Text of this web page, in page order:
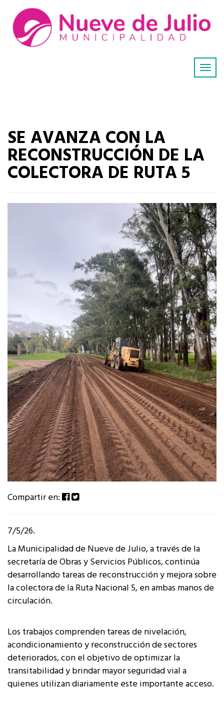
SE AVANZA CON LA
RECONSTRUCCIÓN DE LA
COLECTORA DE RUTA 5
Compartir en:
7/5/26.
La Municipalidad de Nueve de Julio, a través de la
secretaría de Obras y Servicios Públicos, continúa
desarrollando tareas de reconstrucción y mejora sobre
la colectora de la Ruta Nacional 5, en ambas manos de
circulación.
Los trabajos comprenden tareas de nivelación,
acondicionamiento y reconstrucción de sectores
deteriorados, con el objetivo de optimizar la
transitabilidad y brindar mayor seguridad vial a
quienes utilizan diariamente este importante acceso.